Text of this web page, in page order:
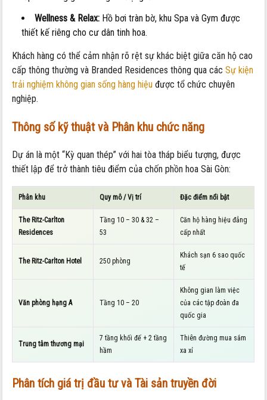
Wellness & Relax: Hồ bơi tràn bờ, khu Spa và Gym được
thiết kế riêng cho cư dân tinh hoa.
Khách hàng có thể cảm nhận rõ rệt sự khác biệt giữa căn hộ cao
cấp thông thường và Branded Residences thông qua cácSự kiện
trải nghiệm không gian sống hàng hiệu được tổ chức chuyên
nghiệp.
Thông số kỹ thuật và Phân khu chức năng
Dự án là một “Kỳ quan thép” với hai tòa tháp biểu tượng, được
thiết lập để trở thành tiêu điểm của chốn phồn hoa Sài Gòn:
Phân khu Quy mô / Vị trí Đặc điểm nổi bật
The Ritz-Carlton
Residences
Tầng 10 – 30 & 32 –
53
Căn hộ hàng hiệu đẳng
cấp nhất
The Ritz-Carlton Hotel 250 phòng
Khách sạn 6 sao quốc
tế
Văn phòng hạng A Tầng 10 – 20
Không gian làm việc
của các tập đoàn đa
quốc gia
Trung tâm thương mại
7 tầng khối đế + 2 tầng
hầm
Thiên đường mua sắm
xa xỉ
Phân tích giá trị đầu tư và Tài sản truyền đời